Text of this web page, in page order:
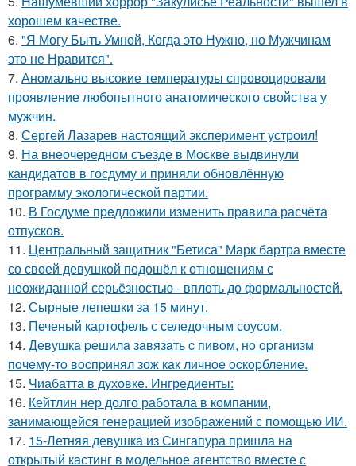
хорошем качестве.
6. "Я Могу Быть Умной, Когда это Нужно, но Мужчинам
это не Нравится".
7. Аномально высокие температуры спровоцировали
проявление любопытного анатомического свойства у
мужчин.
8. Сергей Лазарев настоящий эксперимент устроил!
9. На внеочередном съезде в Москве выдвинули
кандидатов в госдуму и приняли обновлённую
программу экологической партии.
10. В Госдуме пpeдложили изменить пpaвила расчёта
отпусков.
11. Центральный защитник "Бетиса" Марк бартра вместе
со своей девушкой подошёл к отношениям с
неожиданной серьёзностью - вплоть до формальностей.
12. Сырные лепешки за 15 минут.
13. Печеный картофель с селедочным соусом.
14. Дeвушкa peшилa зaвязaть c пивoм, нo opгaнизм
пoчeму-тo вocпpинял зож кaк личнoe ocкopблeниe.
15. Чиабатта в духовке. Ингредиенты:
16. Кейтлин нер долго работала в компании,
занимающейся генерацией изображений с помощью ИИ.
17. 15-Летняя девушка из Сингапура пришла на
открытый кастинг в модельное агентство вместе с